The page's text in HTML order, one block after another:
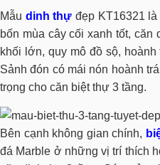
Mẫu dinh thự đẹp KT16321
bốn mùa cây cối xanh tốt,
khối lớn, quy mô đồ sộ,
Sảnh đón có mái nón hoành
trọng cho căn biệt thự 3 tầng.
Bên cạnh không gian chính,
đá Marble ở những vị trí thích